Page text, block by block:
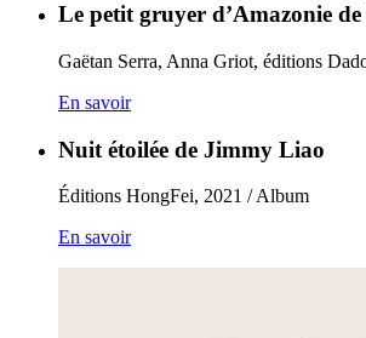
Le petit gruyer d’Amazonie
Gaëtan Serra, Anna Griot, éditions
En savoir
Nuit étoilée de Jimmy Liao
Éditions HongFei, 2021 / Album
En savoir